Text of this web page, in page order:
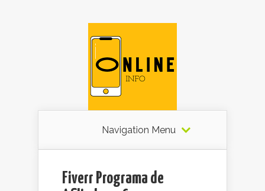
Navigation Menu
Fiverr Programa de